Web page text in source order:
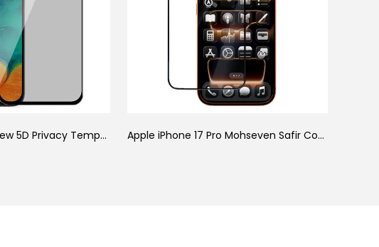
Galaxy A34 Zore New 5D Privacy Temperli Ekran Koruyucu Apple iPhone 17 Pro Mohseven Safir Coating HD 3D Glue Temperli Cam Ekran Koruyucu